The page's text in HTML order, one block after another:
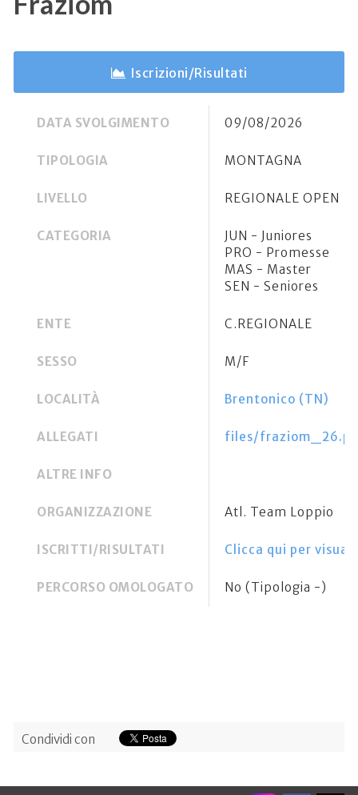
Iscrizioni/Risultati
DATA SVOLGIMENTO 09/08/2026
TIPOLOGIA MONTAGNA
LIVELLO REGIONALE OPEN
CATEGORIA
JUN - Juniores
PRO - Promesse
MAS - Master
SEN - Seniores
ENTE C.REGIONALE
SESSO M/F
LOCALITÀ Brentonico (TN)
ALLEGATI files/
ALTRE INFO
ORGANIZZAZIONE Atl. Team Loppio
ISCRITTI/RISULTATI Clicca qui per
PERCORSO OMOLOGATO No (Tipologia -)
Condividi con